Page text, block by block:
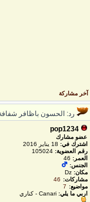
آخر مشاركة
رد: الحسون باظافر شفافة
pop1234
عضو مشارك
اشترك في:18 يناير 2016
رقم العضوية:105024
العمر: 46
الجنس:
مكان:Dz
مشاركات:
46
مواضيع:
7
اربي ما يلي:Canari - كناري